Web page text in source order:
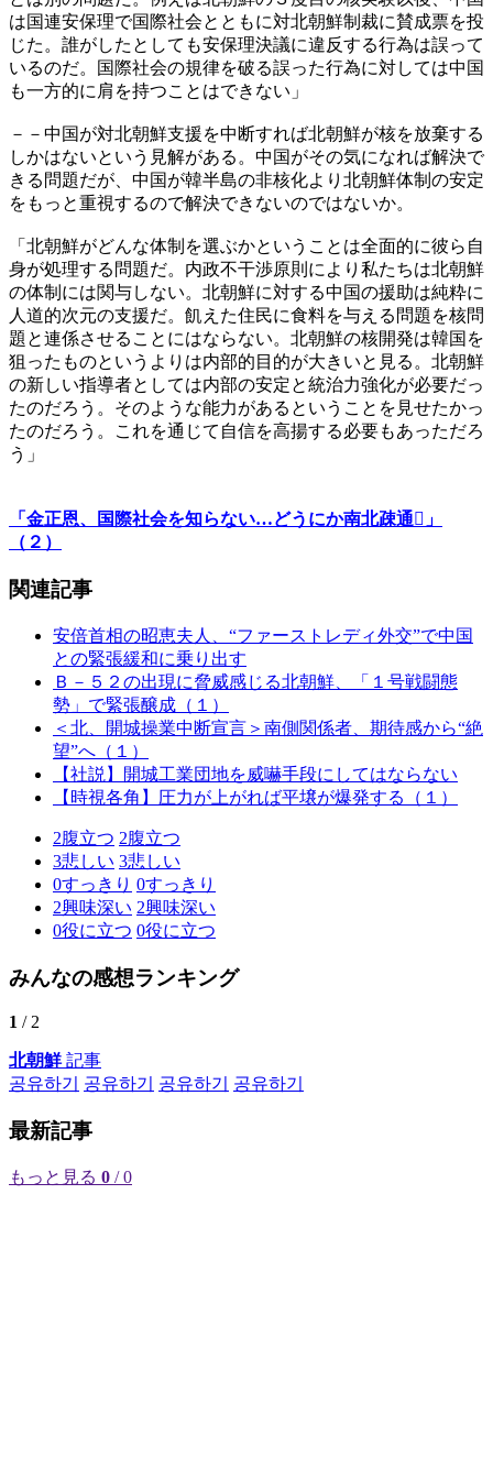
は国連安保理で国際社会とともに対北朝鮮制裁に賛成票を投
じた。誰がしたとしても安保理決議に違反する行為は誤って
いるのだ。国際社会の規律を破る誤った行為に対しては中国
も一方的に肩を持つことはできない」
－－中国が対北朝鮮支援を中断すれば北朝鮮が核を放棄する
しかはないという見解がある。中国がその気になれば解決で
きる問題だが、中国が韓半島の非核化より北朝鮮体制の安定
をもっと重視するので解決できないのではないか。
「北朝鮮がどんな体制を選ぶかということは全面的に彼ら自
身が処理する問題だ。内政不干渉原則により私たちは北朝鮮
の体制には関与しない。北朝鮮に対する中国の援助は純粋に
人道的次元の支援だ。飢えた住民に食料を与える問題を核問
題と連係させることにはならない。北朝鮮の核開発は韓国を
狙ったものというよりは内部的目的が大きいと見る。北朝鮮
の新しい指導者としては内部の安定と統治力強化が必要だっ
たのだろう。そのような能力があるということを見せたかっ
たのだろう。これを通じて自信を高揚する必要もあっただろ
う」
「金正恩、国際社会を知らない…どうにか南北疎通」
（２）
関連記事
安倍首相の昭恵夫人、“ファーストレディ外交”で中国
との緊張緩和に乗り出す
Ｂ－５２の出現に脅威感じる北朝鮮、「１号戦闘態
勢」で緊張醸成（１）
＜北、開城操業中断宣言＞南側関係者、期待感から“絶
望”へ（１）
【社説】開城工業団地を威嚇手段にしてはならない
【時視各角】圧力が上がれば平壌が爆発する（１）
2腹立つ 2腹立つ
3悲しい 3悲しい
0すっきり 0すっきり
2興味深い 2興味深い
0役に立つ 0役に立つ
みんなの感想ランキング
1 / 2
北朝鮮記事
공유하기
공유하기 공유하기 공유하기
最新記事
もっと見る 0 / 0